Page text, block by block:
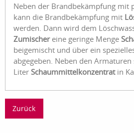
Neben der Brandbekämpfung mit
kann die Brandbekämpfung mit
werden. Dann wird dem
Zumischereine geringe Menge
beigemischt und über ein
abgegeben. Neben den
Liter Schaummittelkonzentratin
Zurück